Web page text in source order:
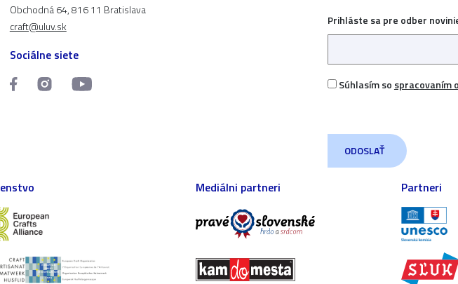
Obchodná 64, 816 11 Bratislava
craft@uluv.sk
Sociálne siete
Prihláste sa pre odber
Súhlasím so spracovaním
Mediálni partneri Partneri